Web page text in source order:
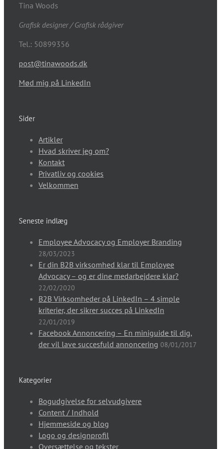
Tina Woods
Grafisk designer / Grafisk rådgiver
Tel.: 50899356
post@tinawoods.dk
Mød mig på LinkedIn
Sider
Artikler
Hvad skriver jeg om?
Kontakt
Privatliv og cookies
Velkommen
Seneste indlæg
Employee Advocacy og Employer Branding
28/03/2023
Er din B2B virksomhed klar til Employee
Advocacy – og er dine medarbejdere klar?
22/02/2020
B2B Virksomheder på LinkedIn – 4 simple
kriterier, der sikrer succes på LinkedIn
22/01/2019
Facebook Annoncering – En miniguide til dig,
der vil lave succesfuld annoncering 08/01/2017
Kategorier
Bogudgivelse for selvudgivere
Content / Indhold
Hjemmeside og blog
Logo og designprofil
Oversættelse og tekster